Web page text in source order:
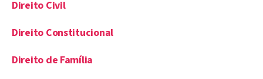
Direito Civil
Direito Constitucional
Direito de Família